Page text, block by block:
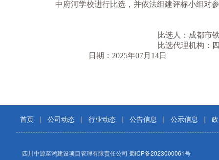
中府河学校进行比选，并依法组建评标小组对
比选人： 成都市
比选代理机构：
日期： 2025年07月14日
首页 | 公司动态 | 行业动态 | 公告信息 | 公示信息 |
四川中源至鸿建设项目管理有限责任公司 蜀ICP备2023000061号